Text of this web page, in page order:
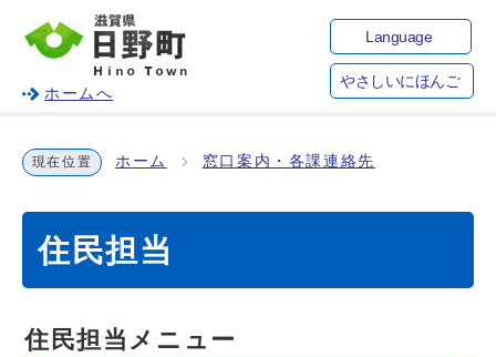
ホームへ
Language
やさしいにほんご
現在位置 ホーム 窓口案内・各課連絡先
住民担当
住民担当メニュー